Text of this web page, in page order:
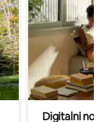
Digitalni